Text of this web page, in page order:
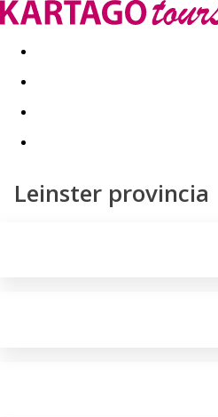
Last minute Dovolenkové kluby
Leinster provincia